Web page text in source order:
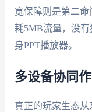
宽保障则是第二
耗5MB流量，没
身PPT播放器。
多设备协同
真正的玩家生态